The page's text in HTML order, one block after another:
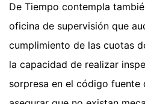
De Tiempo contempla
oficina de supervisión que
cumplimiento de las cuotas
la capacidad de realizar
sorpresa en el código fuente